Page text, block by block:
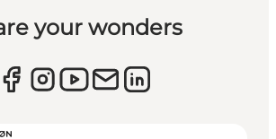
your wonders